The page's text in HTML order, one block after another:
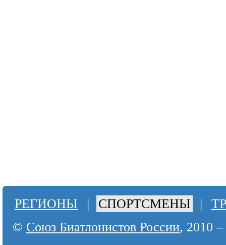
РЕГИОНЫ | СПОРТСМЕНЫ |
© Союз Биатлонистов России, 2010